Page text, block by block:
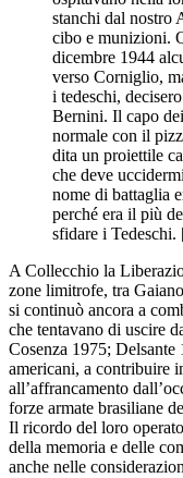
stanchi dal nostro
cibo e munizioni.
dicembre 1944
verso Corniglio,
i tedeschi,
Bernini. Il capo
normale con il
dita un proiettile
che deve
nome di battaglia
perché era il più
sfidare i
A Collecchio la
zone limitrofe, tra
si continuò ancora a
che tentavano di uscire
Cosenza 1975;
americani, a contribuire
all’affrancamento
forze armate brasiliane
Il ricordo del loro
della memoria e delle
anche nelle